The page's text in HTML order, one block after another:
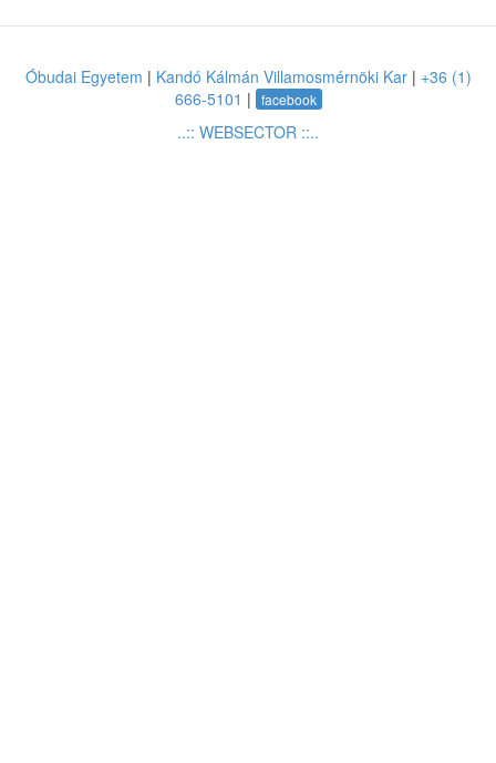
Óbudai Egyetem | Kandó Kálmán Villamosmérnöki Kar| +36 (1)
666-5101 | facebook
..:: WEBSECTOR ::..